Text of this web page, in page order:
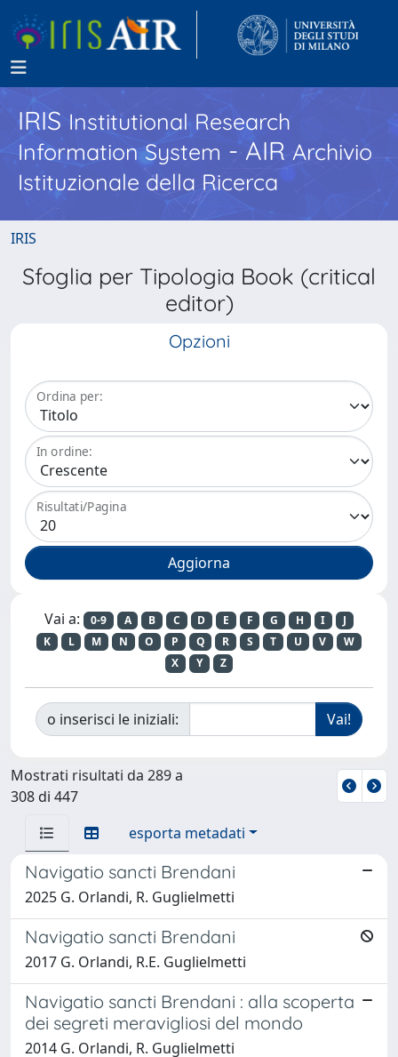
IRISInstitutional Research
Information System - AIR Archivio
Istituzionale della Ricerca
IRIS
Sfoglia per Tipologia Book (critical
editor)
Opzioni
Ordina per:
In ordine:
Risultati/Pagina
Vai a: 0-9 A B C D E F G H I
J
K
L M N O P Q R S T U V
W
X
Y Z
o inserisci le iniziali:
Mostrati risultati da 289 a
308 di 447
esporta metadati
Navigatio sancti Brendani
2025 G. Orlandi, R. Guglielmetti
Navigatio sancti Brendani
2017 G. Orlandi, R.E. Guglielmetti
Navigatio sancti Brendani : alla scoperta
dei segreti meravigliosi del mondo
2014 G. Orlandi, R. Guglielmetti